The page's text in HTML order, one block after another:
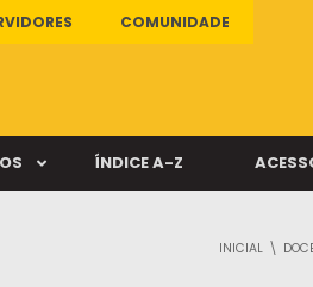
COMUNIDADE
ÍNDICE A-Z
INICIAL